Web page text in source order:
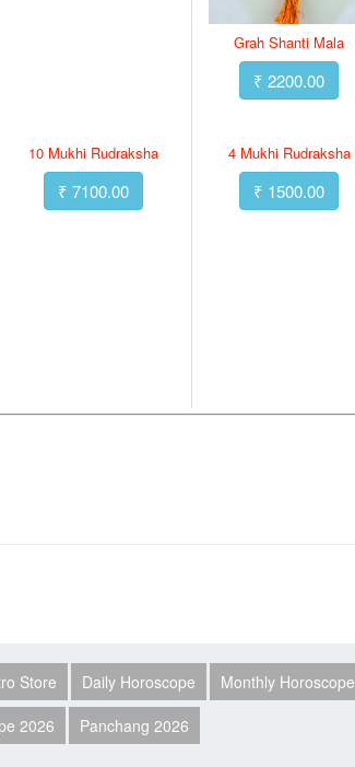
Grah Shanti Mala
₹ 2200.00
10 Mukhi Rudraksha
₹ 7100.00
4 Mukhi Rudraksha
₹ 1500.00
Store Daily Horoscope
Monthly Horoscope
2026 Panchang 2026